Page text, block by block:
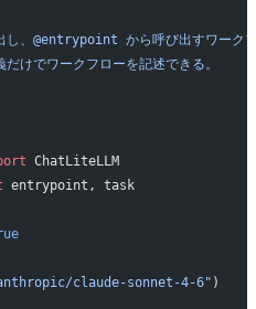
し、@entrypoint から呼び出すワーク
けでワークフローを記述できる。
ChatLiteLLM
entrypoint, task
claude-sonnet-4-6" )